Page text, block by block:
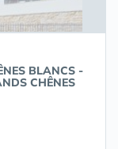
BLANCS -
CHÊNES